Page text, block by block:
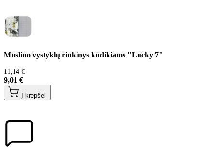
Muslino vystyklų rinkinys kūdikiams "Lucky 7"
11,14 €
9,01 €
Į krepšelį